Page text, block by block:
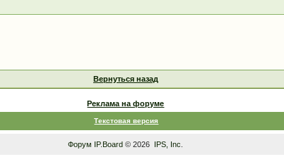
Вернуться назад
Реклама на форуме
Текстовая версия
Форум IP.Board © 2026 IPS, Inc